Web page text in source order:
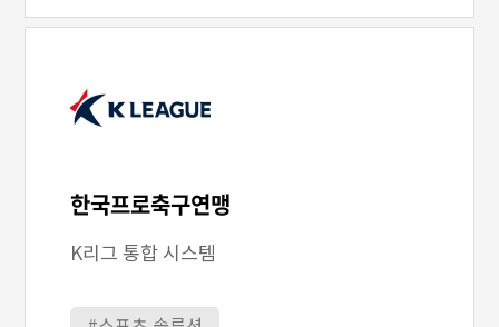
한국프로축구연맹
K리그 통합 시스템